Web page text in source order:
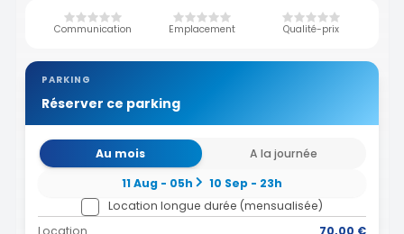
Communication Emplacement Qualité-prix
PARKING
Réserver ce parking
Au mois
A la journée
11 Aug - 05h
10 Sep - 23h
Location longue durée (mensualisée)
Location
70,00 €